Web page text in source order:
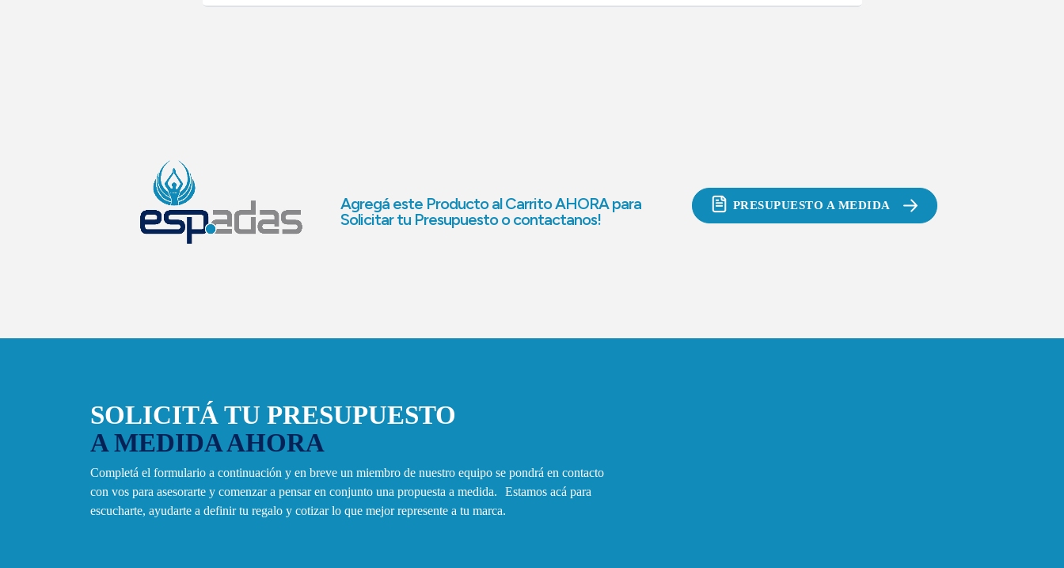
Agregá este Producto al Carrito AHORA para
Solicitar tu Presupuesto o contactanos!
PRESUPUESTO A MEDIDA
SOLICITÁ TU PRESUPUESTO
A MEDIDA AHORA
Completá el formulario a continuación y en breve un miembro de nuestro equipo se pondrá en contacto
con vos para asesorarte y comenzar a pensar en conjunto una propuesta a medida. Estamos acá para
escucharte, ayudarte a definir tu regalo y cotizar lo que mejor represente a tu marca.